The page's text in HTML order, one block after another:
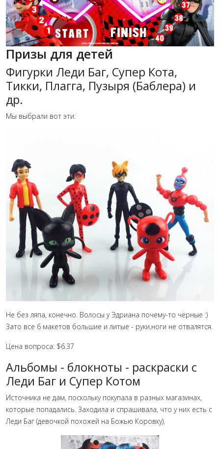
Призы для детей
Фигурки Леди Баг, Супер Кота,
Тикки, Плагга, Пузыря (Баблера) и
др.
Мы выбрали вот эти:
Не без ляпа, конечно. Волосы у Эдриана почему-то чёрные :)
Зато все 6 макетов большие и литые - руки,ноги не отвалятся.
Цена вопроса: $6.37
Альбомы - блокноты - раскраски с
Леди Баг и Супер Котом
Источника не дам, поскольку покупала в разных магазинах,
которые попадались. Заходила и спрашивала, что у них есть с
Леди Баг (девочкой похожей на Божью Коровку).